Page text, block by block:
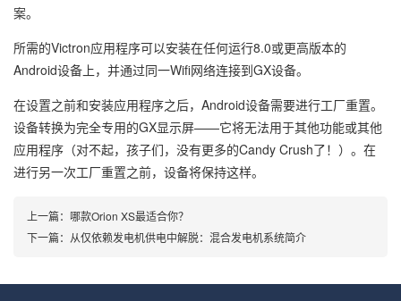
案。
所需的Victron应用程序可以安装在任何运行8.0或更高版本的
Android设备上，并通过同一Wifi网络连接到GX设备。
在设置之前和安装应用程序之后，Android设备需要进行工厂重置。
设备转换为完全专用的GX显示屏——它将无法用于其他功能或其他
应用程序（对不起，孩子们，没有更多的Candy Crush了！）。在
进行另一次工厂重置之前，设备将保持这样。
上一篇： 哪款Orion XS最适合你？
下一篇： 从仅依赖发电机供电中解脱：混合发电机系统简介